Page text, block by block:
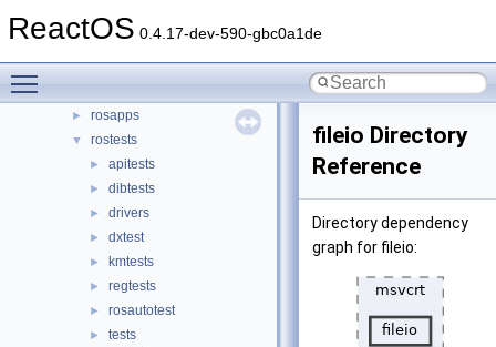
ReactOS 0.4.17-dev-590-gbc0a1de
drivers
► hal
► media
► rosapps
▼ rostests
► apitests
► dibtests
► drivers
► dxtest
► kmtests
► regtests
► rosautotest
► tests
fileio Directory
Reference
Directory dependency
graph for fileio: